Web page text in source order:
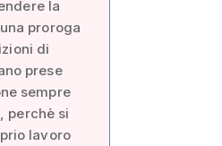
la
proroga
di
prese
sempre
perchè si
lavoro